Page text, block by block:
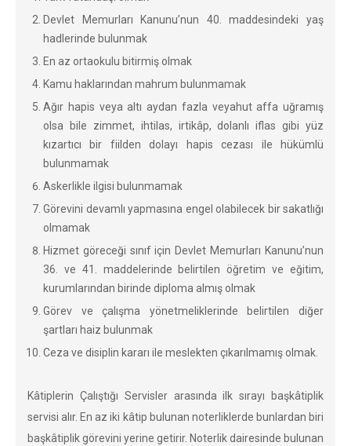
Devlet Memurları Kanunu’nun 40. maddesindeki yaş
hadlerinde bulunmak
En az ortaokulu bitirmiş olmak
Kamu haklarından mahrum bulunmamak
Ağır hapis veya altı aydan fazla veyahut affa uğramış
olsa bile zimmet, ihtilas, irtikâp, dolanlı iflas gibi yüz
kızartıcı bir fiilden dolayı hapis cezası ile hükümlü
bulunmamak
Askerlikle ilgisi bulunmamak
Görevini devamlı yapmasına engel olabilecek bir sakatlığı
olmamak
Hizmet göreceği sınıf için Devlet Memurları Kanunu’nun
36. ve 41. maddelerinde belirtilen öğretim ve eğitim,
kurumlarından birinde diploma almış olmak
Görev ve çalışma yönetmeliklerinde belirtilen diğer
şartları haiz bulunmak
Ceza ve disiplin kararı ile meslekten çıkarılmamış olmak.
Kâtiplerin Çalıştığı Servisler arasında ilk sırayı başkâtiplik
servisi alır. En az iki kâtip bulunan noterliklerde bunlardan biri
başkâtiplik görevini yerine getirir. Noterlik dairesinde bulunan